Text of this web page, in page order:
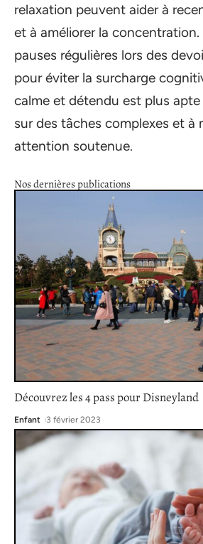
relaxation peuvent aider à
et à améliorer la concentration.
pauses régulières lors des
pour éviter la surcharge
calme et détendu est plus
sur des tâches complexes et à
attention soutenue.
Nos dernières publications
Découvrez les 4 pass pour Disneyland
Enfant 3 février 2023